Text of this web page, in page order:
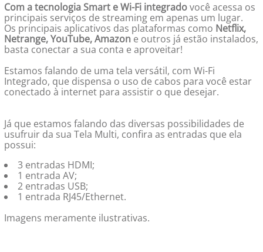
Com a tecnologia Smart e Wi-Fi integradovocê acessa os
principais serviços de streaming em apenas um lugar.
Os principais aplicativos das plataformas como Netflix,
Netrange, YouTube, Amazone outros já estão instalados,
basta conectar a sua conta e aproveitar!
Estamos falando de uma tela versátil, com Wi-Fi
Integrado, que dispensa o uso de cabos para você estar
conectado à internet para assistir o que desejar.
Já que estamos falando das diversas possibilidades de
usufruir da sua Tela Multi, confira as entradas que ela
possui:
3 entradas HDMI;
1 entrada AV;
2 entradas USB;
1 entrada RJ45/Ethernet.
Imagens meramente ilustrativas.